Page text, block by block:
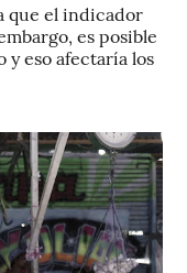
que el indicador
es posible
y eso afectaría los